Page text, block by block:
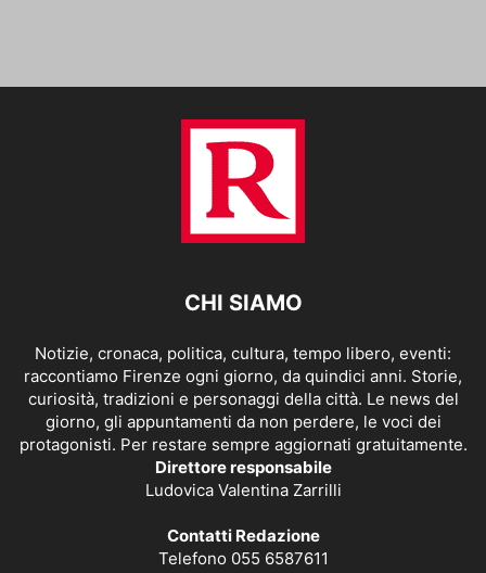
CHI SIAMO
Notizie, cronaca, politica, cultura, tempo libero, eventi:
raccontiamo Firenze ogni giorno, da quindici anni. Storie,
curiosità, tradizioni e personaggi della città. Le news del
giorno, gli appuntamenti da non perdere, le voci dei
protagonisti. Per restare sempre aggiornati gratuitamente.
Direttore responsabile
Ludovica Valentina Zarrilli
Contatti Redazione
Telefono 055 6587611